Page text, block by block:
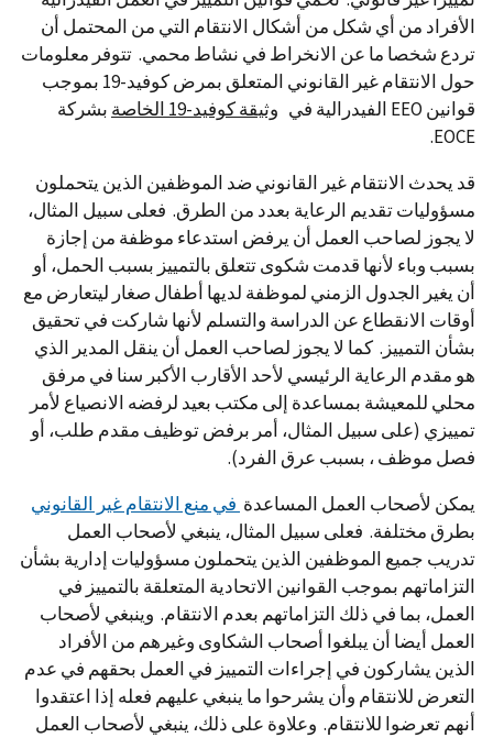
الأفراد من أي شكل من أشكال الانتقام التي من المحتمل أن
تردع شخصا ما عن الانخراط في نشاط محمي. تتوفر معلومات
حول الانتقام غير القانوني المتعلق بمرض كوفيد-19 بموجب
قوانين EEO الفيدرالية في
وثيقة كوفيد-19 الخاصة
بشركة
EOCE.
قد يحدث الانتقام غير القانوني ضد الموظفين الذين يتحملون
مسؤوليات تقديم الرعاية بعدد من الطرق. فعلى سبيل المثال،
لا يجوز لصاحب العمل أن يرفض استدعاء موظفة من إجازة
بسبب وباء لأنها قدمت شكوى تتعلق بالتمييز بسبب الحمل، أو
أن يغير الجدول الزمني لموظفة لديها أطفال صغار ليتعارض مع
أوقات الانقطاع عن الدراسة والتسلم لأنها شاركت في تحقيق
بشأن التمييز. كما لا يجوز لصاحب العمل أن ينقل المدير الذي
هو مقدم الرعاية الرئيسي لأحد الأقارب الأكبر سنا في مرفق
محلي للمعيشة بمساعدة إلى مكتب بعيد لرفضه الانصياع لأمر
تمييزي (على سبيل المثال، أمر برفض توظيف مقدم طلب، أو
فصل موظف ، بسبب عرق الفرد).
يمكن لأصحاب العمل المساعدة في منع الانتقام غير القانوني
بطرق مختلفة. فعلى سبيل المثال، ينبغي لأصحاب العمل
تدريب جميع الموظفين الذين يتحملون مسؤوليات إدارية بشأن
التزاماتهم بموجب القوانين الاتحادية المتعلقة بالتمييز في
العمل، بما في ذلك التزاماتهم بعدم الانتقام. وينبغي لأصحاب
العمل أيضا أن يبلغوا أصحاب الشكاوى وغيرهم من الأفراد
الذين يشاركون في إجراءات التمييز في العمل بحقهم في عدم
التعرض للانتقام وأن يشرحوا ما ينبغي عليهم فعله إذا اعتقدوا
أنهم تعرضوا للانتقام. وعلاوة على ذلك، ينبغي لأصحاب العمل